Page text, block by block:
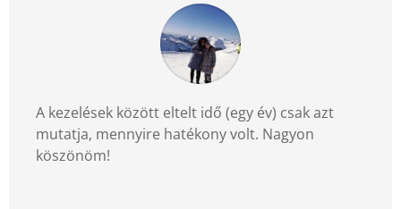
A kezelések között eltelt idő (egy év) csak azt
mutatja, mennyire hatékony volt. Nagyon
köszönöm!